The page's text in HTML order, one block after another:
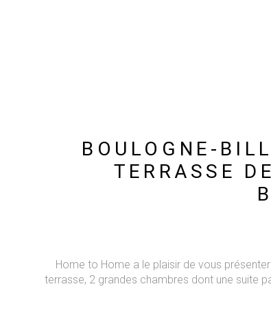
BOULOGNE-
TERRASSE
Home to Home a le plaisir de vous
terrasse, 2 grandes chambres dont une suite